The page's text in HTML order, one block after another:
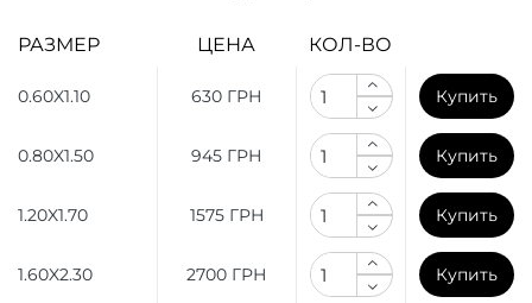
РАЗМЕР ЦЕНА КОЛ-ВО
0.60X1.10 630 ГРН Купить
0.80X1.50 945 ГРН Купить
1.20X1.70 1575 ГРН Купить
1.60X2.30 2700 ГРН Купить